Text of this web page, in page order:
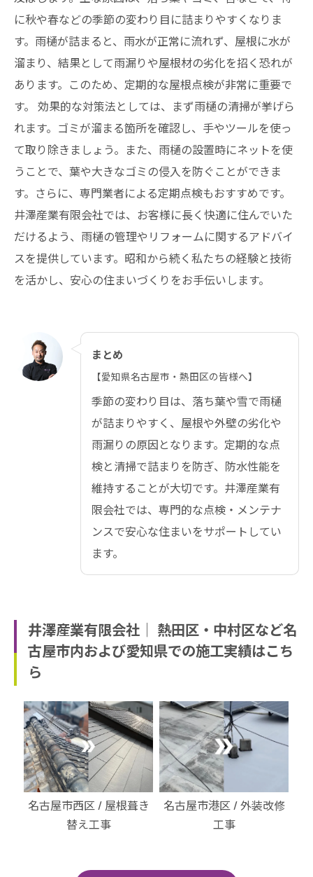
に秋や春などの季節の変わり目に詰まりやすくなりま
す。雨樋が詰まると、雨水が正常に流れず、屋根に水が
溜まり、結果として雨漏りや屋根材の劣化を招く恐れが
あります。このため、定期的な屋根点検が非常に重要で
す。 効果的な対策法としては、まず雨樋の清掃が挙げら
れます。ゴミが溜まる箇所を確認し、手やツールを使っ
て取り除きましょう。また、雨樋の設置時にネットを使
うことで、葉や大きなゴミの侵入を防ぐことができま
す。さらに、専門業者による定期点検もおすすめです。
井澤産業有限会社では、お客様に長く快適に住んでいた
だけるよう、雨樋の管理やリフォームに関するアドバイ
スを提供しています。昭和から続く私たちの経験と技術
を活かし、安心の住まいづくりをお手伝いします。
まとめ
【愛知県名古屋市・熱田区の皆様へ】
季節の変わり目は、落ち葉や雪で雨樋
が詰まりやすく、屋根や外壁の劣化や
雨漏りの原因となります。定期的な点
検と清掃で詰まりを防ぎ、防水性能を
維持することが大切です。井澤産業有
限会社では、専門的な点検・メンテナ
ンスで安心な住まいをサポートしてい
ます。
井澤産業有限会社│ 熱田区・中村区など名
古屋市内および愛知県での施工実績はこち
ら
名古屋市西区 / 屋根葺き
替え工事
名古屋市港区 / 外装改修
工事